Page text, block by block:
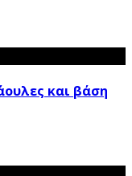
και βάση